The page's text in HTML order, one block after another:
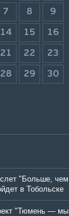
7 8 9
14 15 16
21 22 23
28 29 30
"Больше, чем
в Тобольске
"Тюмень — мы